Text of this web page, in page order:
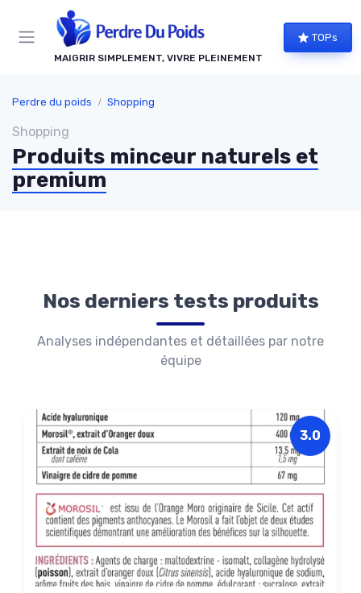
MAIGRIR SIMPLEMENT, VIVRE PLEINEMENT
TOPs
Perdre du poids Shopping
Shopping
Produits minceur naturels et
premium
Nos derniers tests produits
Analyses indépendantes et détaillées par notre
équipe
3.0
Panneau de gestion des cookies